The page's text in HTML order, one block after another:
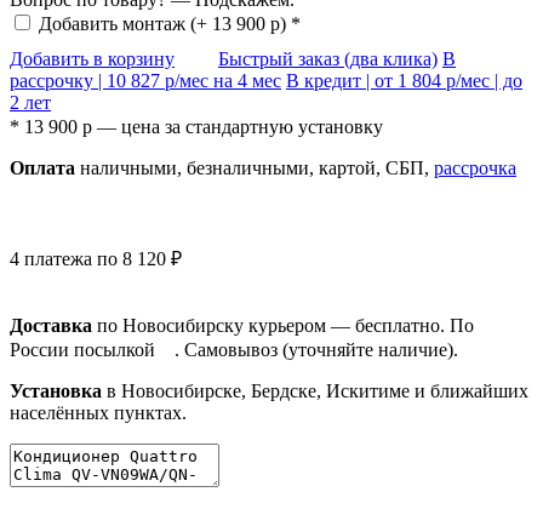
Добавить монтаж (+ 13 900 р) *
Добавить в корзину
Быстрый заказ (два клика) В
рассрочку | 10 827 р/мес на 4 мес В кредит | от 1 804 р/мес | до
2 лет
* 13 900 р — цена за стандартную установку
Оплата наличными, безналичными, картой, СБП, рассрочка
4 платежа по 8 120 ₽
Доставка по Новосибирску курьером — бесплатно. По
России посылкой
. Самовывоз (уточняйте наличие).
Установка в Новосибирске, Бердске, Искитиме и ближайших
населённых пунктах.